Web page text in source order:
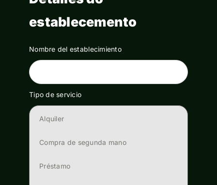
establecemento
Nombre del establecimiento
Tipo de servicio
Alquiler
Compra de segunda mano
Préstamo